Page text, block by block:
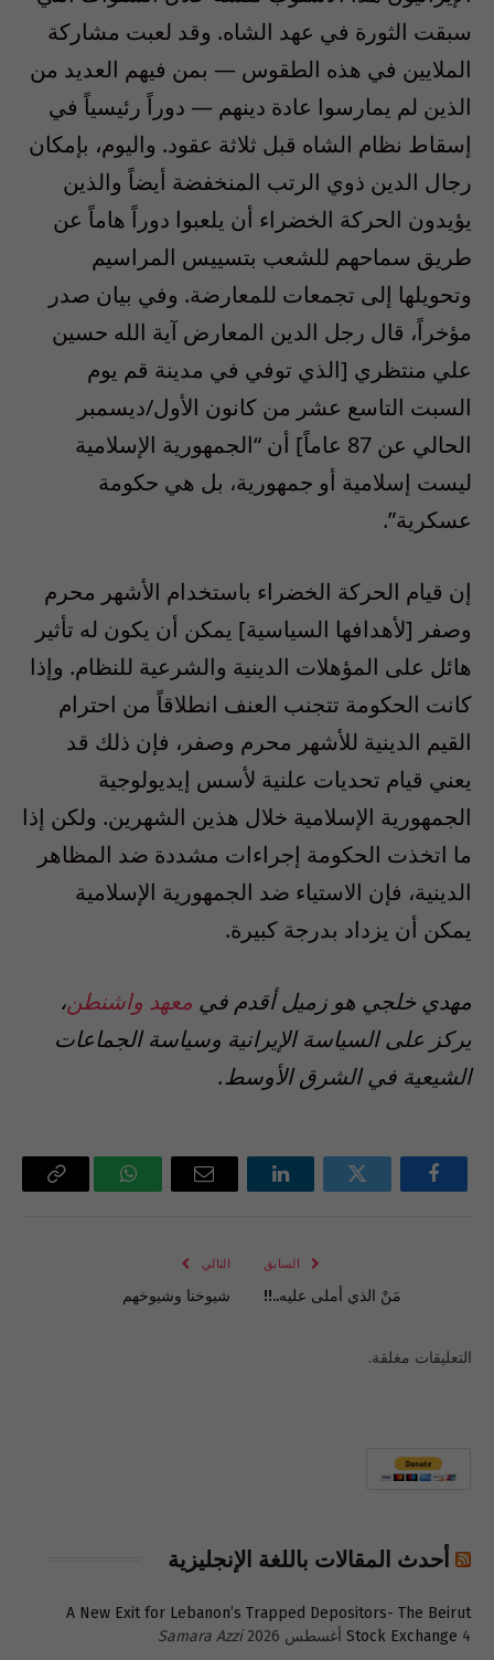
سبقت الثورة في عهد الشاه. وقد لعبت مشاركة
الملايين في هذه الطقوس — بمن فيهم العديد من
الذين لم يمارسوا عادة دينهم — دوراً رئيسياً في
إسقاط نظام الشاه قبل ثلاثة عقود. واليوم، بإمكان
رجال الدين ذوي الرتب المنخفضة أيضاً والذين
يؤيدون الحركة الخضراء أن يلعبوا دوراً هاماً عن
طريق سماحهم للشعب بتسييس المراسيم
وتحويلها إلى تجمعات للمعارضة. وفي بيان صدر
مؤخراً، قال رجل الدين المعارض آية الله حسين
علي منتظري [الذي توفي في مدينة قم يوم
السبت التاسع عشر من كانون الأول/ديسمبر
الحالي عن 87 عاماً] أن “الجمهورية الإسلامية
ليست إسلامية أو جمهورية، بل هي حكومة
عسكرية”.
إن قيام الحركة الخضراء باستخدام الأشهر محرم
وصفر [لأهدافها السياسية] يمكن أن يكون له تأثير
هائل على المؤهلات الدينية والشرعية للنظام. وإذا
كانت الحكومة تتجنب العنف انطلاقاً من احترام
القيم الدينية للأشهر محرم وصفر، فإن ذلك قد
يعني قيام تحديات علنية لأسس إيديولوجية
الجمهورية الإسلامية خلال هذين الشهرين. ولكن إذا
ما اتخذت الحكومة إجراءات مشددة ضد المظاهر
الدينية، فإن الاستياء ضد الجمهورية الإسلامية
يمكن أن يزداد بدرجة كبيرة.
مهدي خلجي هو زميل أقدم في معهد واشنطن،
يركز على السياسة الإيرانية وسياسة الجماعات
الشيعية في الشرق الأوسط.
فيسبوك تويتر لينكدإن
البريد
واتساب Copy
السابق
مَنْ الذي أملى عليه..!!
التالي
شيوخنا وشيوخهم
التعليقات مغلقة.
أحدث المقالات باللغة الإنجليزية
A New Exit for Lebanon’s Trapped Depositors- The Beirut
Stock Exchange 4 أغسطس 2026
Samara Azzi